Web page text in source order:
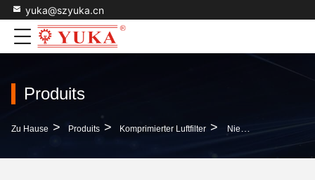
yuka@szyuka.cn
Produits
Zu Hause > Produits > Komprimierter Luftfilter > Niederdruckfilter